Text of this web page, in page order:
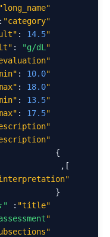
"long_name"
"category"
"result"
: 14.5
"unit"
: "g/dL"
"evaluation"
"range_min"
: 10.0
"range_max"
: 18.0
"range_normal_min"
: 13.5
"range_normal_max"
: 17.5
"short_description"
"long_description"
"interpretation"
"title"
:
"shortcode"
"subsections"